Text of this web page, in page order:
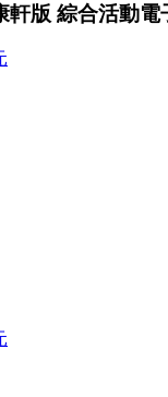
軒版 綜合活動